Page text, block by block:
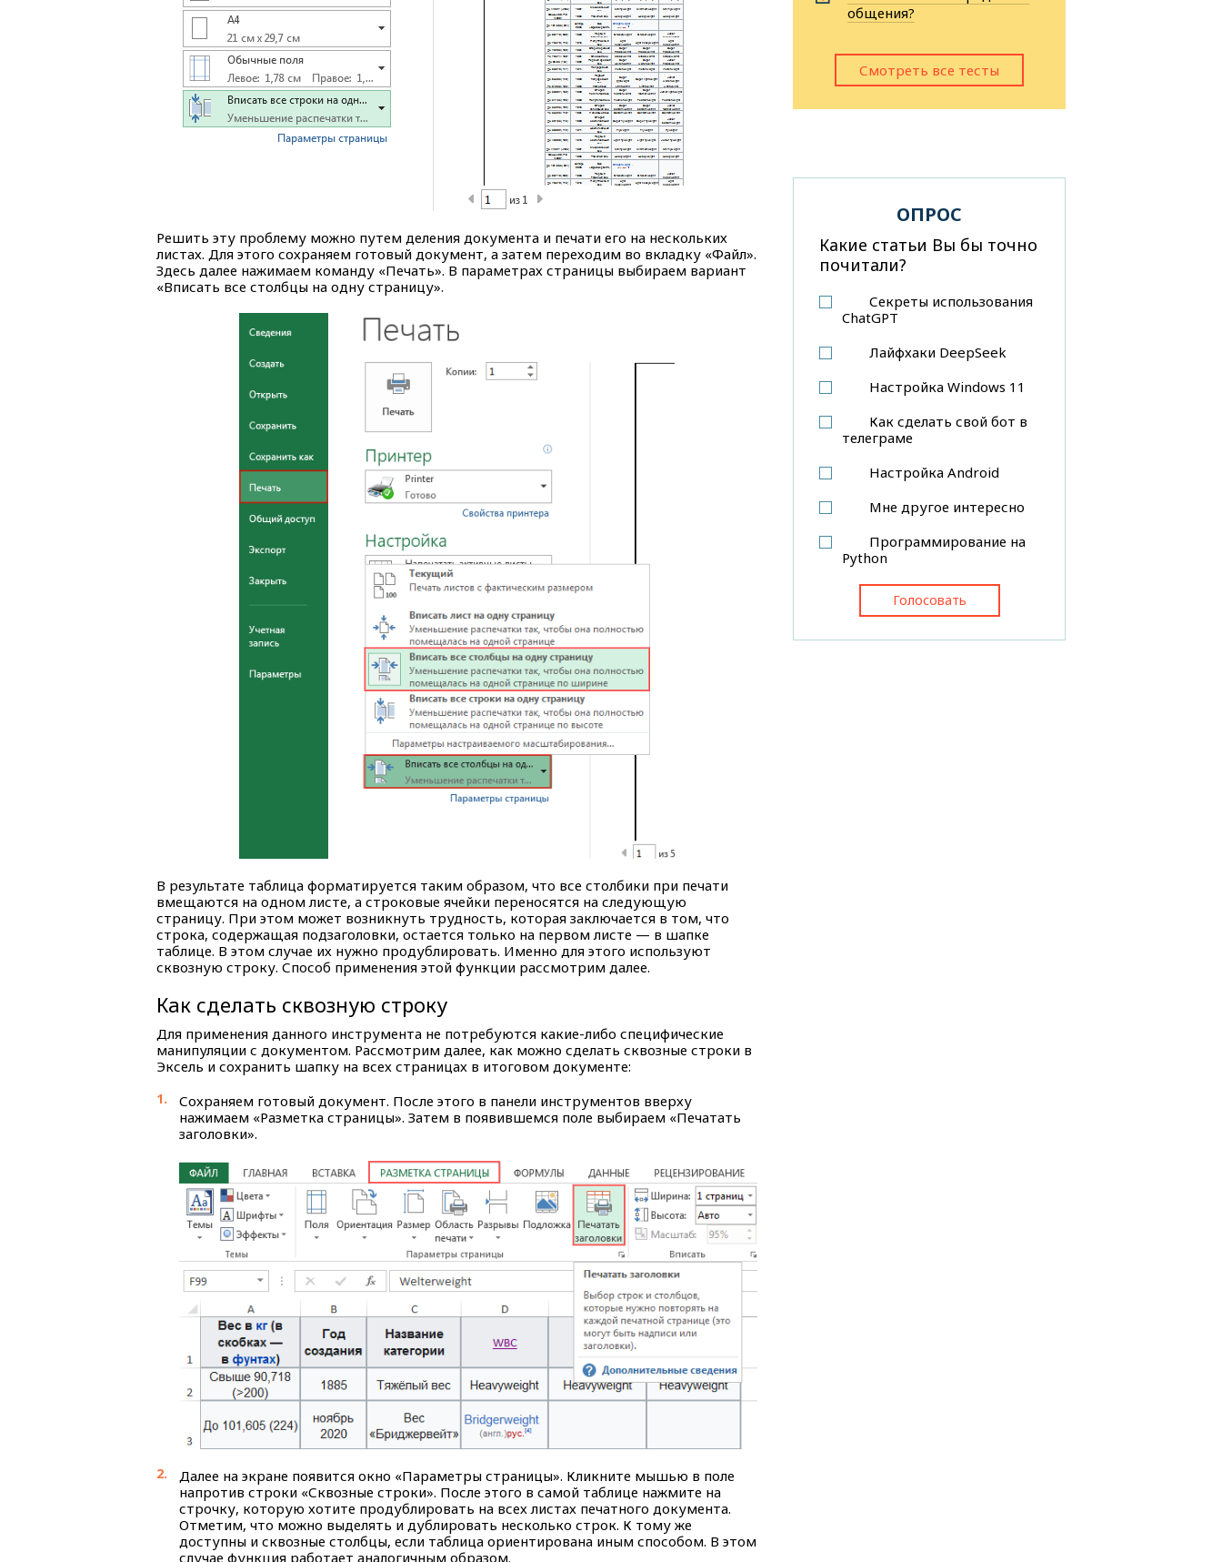
Решить эту проблему можно путем деления документа и печати его на нескольких
листах. Для этого сохраняем готовый документ, а затем переходим во вкладку «Файл».
Здесь далее нажимаем команду «Печать». В параметрах страницы выбираем вариант
«Вписать все столбцы на одну страницу».
В результате таблица форматируется таким образом, что все столбики при печати
вмещаются на одном листе, а строковые ячейки переносятся на следующую
страницу. При этом может возникнуть трудность, которая заключается в том, что
строка, содержащая подзаголовки, остается только на первом листе — в шапке
таблице. В этом случае их нужно продублировать. Именно для этого используют
сквозную строку. Способ применения этой функции рассмотрим далее.
Как сделать сквозную строку
Для применения данного инструмента не потребуются какие-либо специфические
манипуляции с документом. Рассмотрим далее, как можно сделать сквозные строки в
Эксель и сохранить шапку на всех страницах в итоговом документе:
Сохраняем готовый документ. После этого в панели инструментов вверху
нажимаем «Разметка страницы». Затем в появившемся поле выбираем «Печатать
заголовки».
Далее на экране появится окно «Параметры страницы». Кликните мышью в поле
напротив строки «Сквозные строки». После этого в самой таблице нажмите на
строчку, которую хотите продублировать на всех листах печатного документа.
Отметим, что можно выделять и дублировать несколько строк. К тому же
доступны и сквозные столбцы, если таблица ориентирована иным способом. В этом
случае функция работает аналогичным образом.
общения?
Смотреть все тесты
ОПРОС
Какие статьи Вы бы точно
почитали?
Секреты использования
ChatGPT
Лайфхаки DeepSeek
Настройка Windows 11
Как сделать свой бот в
телеграме
Настройка Android
Мне другое интересно
Программирование на
Python